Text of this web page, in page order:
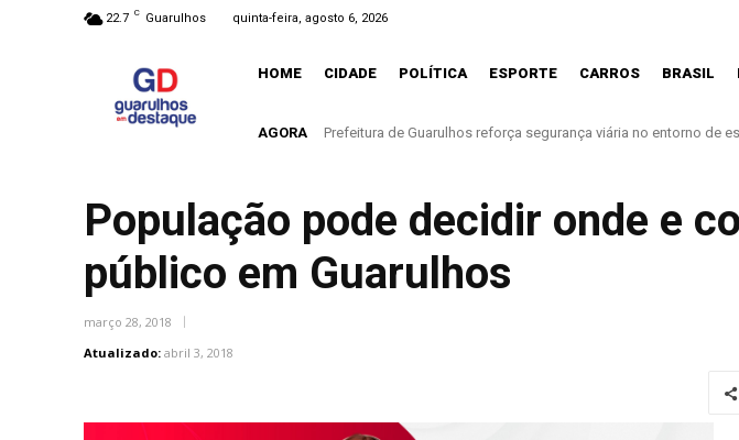
22.7 C Guarulhos quinta-feira, agosto 6, 2026
HOME CIDADE POLÍTICA ESPORTE CARROS BRASIL
AGORA Governo de SP diz que não haverá demissões de funcionários da
População pode decidir onde e
público em Guarulhos
março 28, 2018
Atualizado: abril 3, 2018